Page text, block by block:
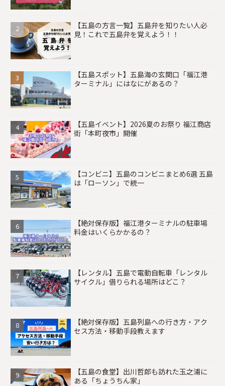
【五島の方言一覧】五島弁を知りたい人必
見！これで五島弁を覚えよう！！
【五島スポット】五島海の玄関口「福江港
ターミナル」にはなにがあるの？
【五島イベント】2026夏のお祭り 福江商店
街「本町夜市」開催
【コンビニ】五島のコンビニまとめ6選 五島
は「ローソン」で統一
【絶対保存版】福江港ターミナルの駐車場
料金はいくらかかるの？
【レンタル】五島で電動自転車「レンタル
サイクル」借りられる場所はどこ？
【絶対保存版】五島列島への行き方・アク
セス方法・移動手段教えます
【五島の食堂】出川哲郎も訪れた玉之浦に
ある「ちょうちん家」